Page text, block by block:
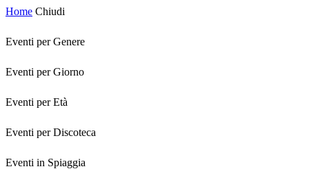
Home Chiudi
Eventi per Genere
Eventi per Giorno
Eventi per Età
Eventi per Discoteca
Eventi in Spiaggia